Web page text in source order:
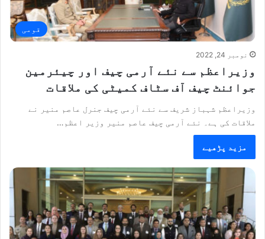
قومی
نومبر 24, 2022
وزیراعظم سے نئے آرمی چیف اور چیئرمین
جوائنٹ چیف آف سٹاف کمیٹی کی ملاقات
وزیراعظم شہباز شریف سے نئے آرمی چیف جنرل عاصم منیر نے
ملاقات کی ہے۔ نئے آرمی چیف عاصم منیر وزیر اعظم…
مزید پڑھیے